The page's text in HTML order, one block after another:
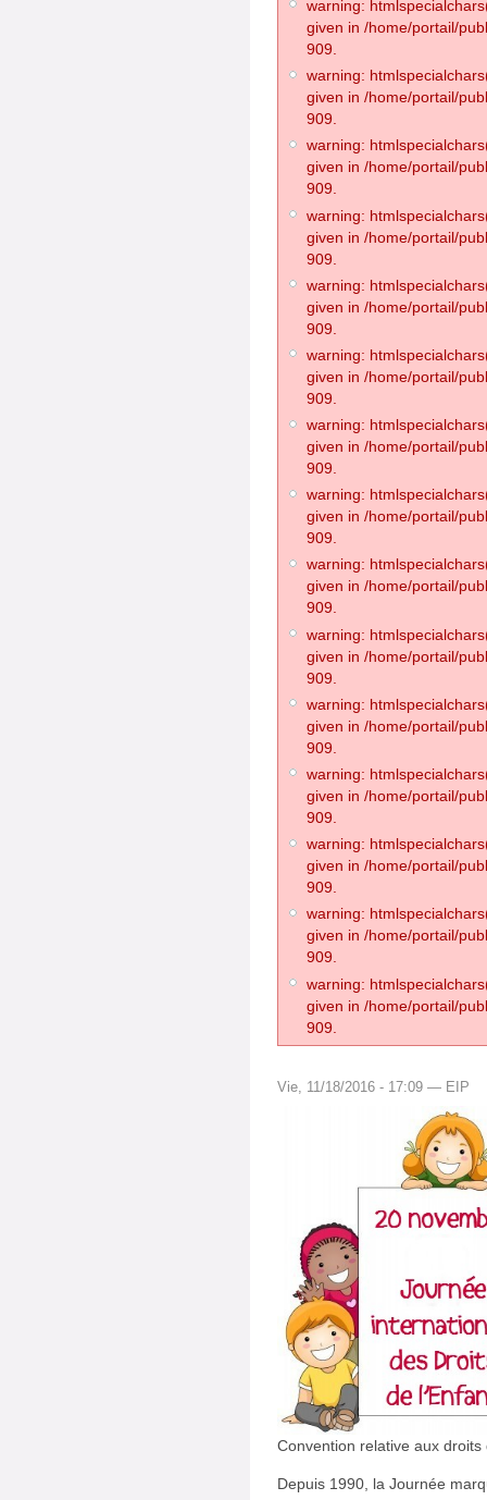
warning:
given in /home/portail/
909.
warning:
given in /home/portail/
909.
warning:
given in /home/portail/
909.
warning:
given in /home/portail/
909.
warning:
given in /home/portail/
909.
warning:
given in /home/portail/
909.
warning:
given in /home/portail/
909.
warning:
given in /home/portail/
909.
warning:
given in /home/portail/
909.
warning:
given in /home/portail/
909.
warning:
given in /home/portail/
909.
warning:
given in /home/portail/
909.
warning:
given in /home/portail/
909.
warning:
given in /home/portail/
909.
warning:
given in /home/portail/
909.
Vie, 11/18/2016 - 17:09 — EIP
Convention relative aux droits
Depuis 1990, la Journée